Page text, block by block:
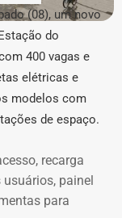
(08), um novo
do
400 vagas e
elétricas e
modelos com
de espaço.
recarga
painel
para